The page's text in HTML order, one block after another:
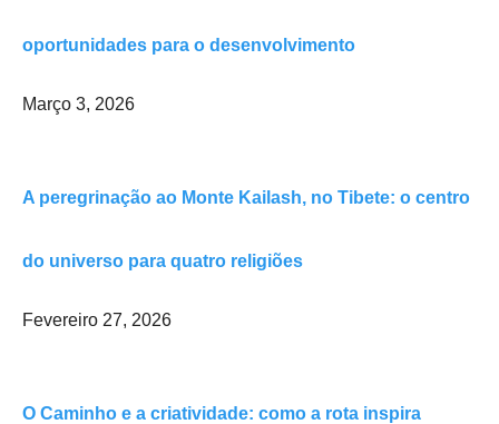
oportunidades para o desenvolvimento
Março 3, 2026
A peregrinação ao Monte Kailash, no Tibete: o centro
do universo para quatro religiões
Fevereiro 27, 2026
O Caminho e a criatividade: como a rota inspira